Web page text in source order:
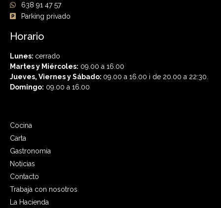
638 91 47 57
Parking privado
Horario
Lunes: cerrado
Martes y Miércoles: 09.00 a 16.00
Jueves, Viernes y Sábado: 09.00 a 16.00 i de 20.00 a 22:30.
Domingo: 09.00 a 16.00
Cocina
Carta
Gastronomía
Noticias
Contacto
Trabaja con nosotros
La Hacienda